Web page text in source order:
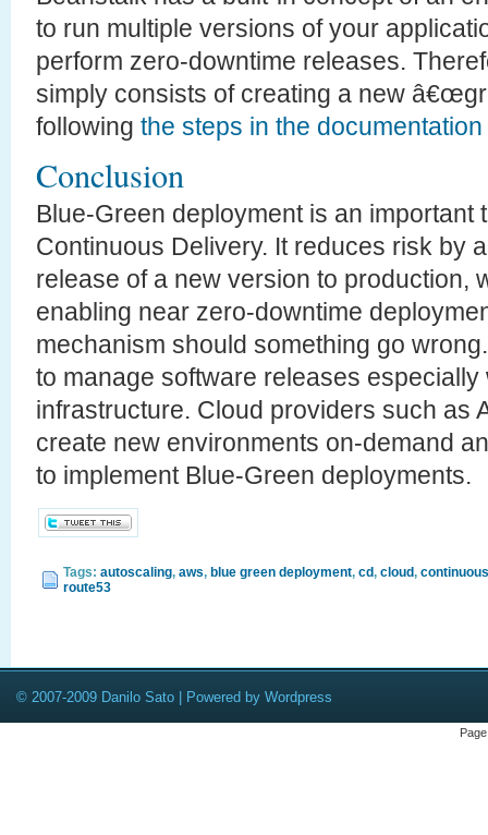
to run multiple versions of your
perform zero-downtime releases.
simply consists of creating a new
following the steps in the documentation
Conclusion
Blue-Green deployment is an important
Continuous Delivery. It reduces risk by
release of a new version to production,
enabling near zero-downtime
mechanism should something go
to manage software releases
infrastructure. Cloud providers such as
create new environments on-demand
to implement Blue-Green deployments.
Tags: autoscaling, aws, blue green deployment, cd, cloud,
route53
© 2007-2009 Danilo Sato | Powered by Wordpress